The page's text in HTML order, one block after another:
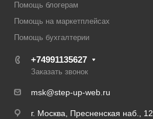
Помощь блогерам
Помощь на маркетплейсах
Помощь бухгалтерии
+74991135627
Заказать звонок
msk@step-up-web.ru
г. Москва, Пресненская наб., 12